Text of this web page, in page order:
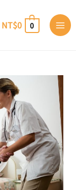
NT$0 0